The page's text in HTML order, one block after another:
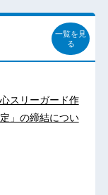
一覧を見
る
スリーガード作
」の締結につい